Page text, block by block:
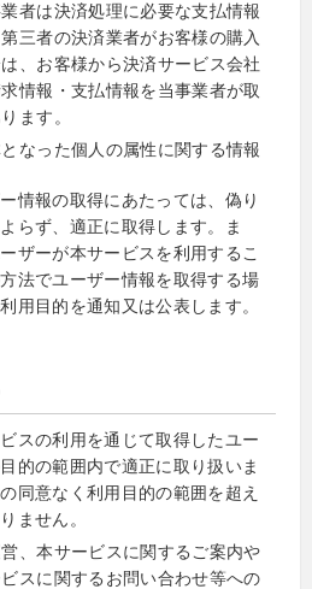
者は決済処理に必要な支払情報
三者の決済業者がお客様の購入
、お客様から決済サービス会社
情報・支払情報を当事業者が取
ます。
なった個人の属性に関する情報
情報の取得にあたっては、偽り
らず、適正に取得します。ま
ザーが本サービスを利用するこ
法でユーザー情報を取得する場
用目的を通知又は公表します。
スの利用を通じて取得したユー
的の範囲内で適正に取り扱いま
同意なく利用目的の範囲を超え
ません。
、本サービスに関するご案内や
スに関するお問い合わせ等への